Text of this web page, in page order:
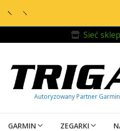
Sieć
GARMIN ZEGARKI